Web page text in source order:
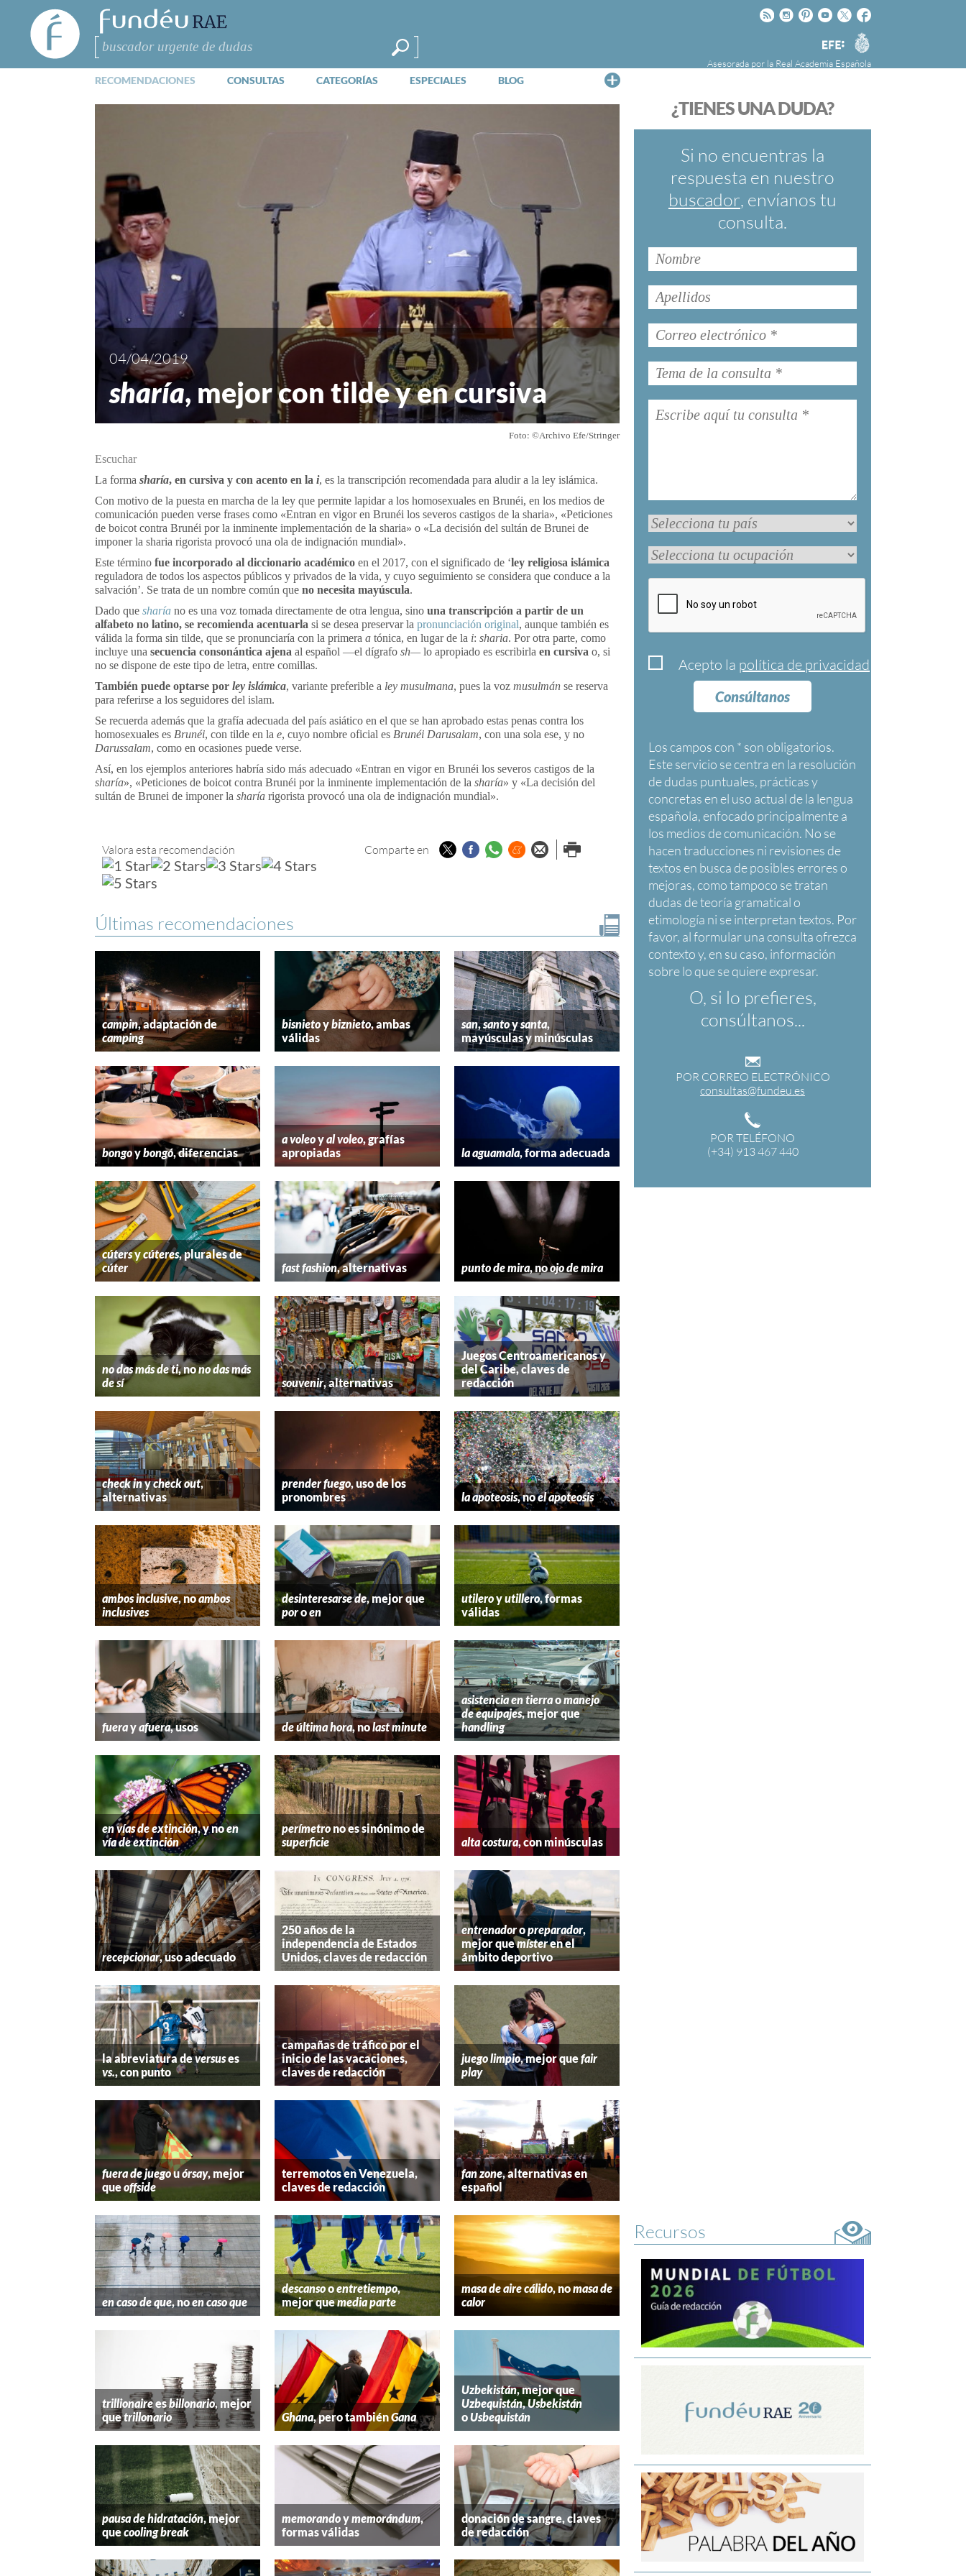
FundéuRAE
- Fundación
del Español
Urgente
Buscar
Facebook
Twitter
Youtube
Pinteres
Instagram
Rss
Agencia
EFE
Asesorada por la Real Academia Española
RECOMENDACIONES CONSULTAS CATEGORÍAS ESPECIALES BLOG
FundéuRAE es una fundación patrocinada por
cuyo objetivo es colaborar con el buen uso del
español en los medios de comunicación y en
Internet.
¿TIENES UNA DUDA?
Si no encuentras la
respuesta en nuestro
buscador, envíanos tu
consulta.
Acepto la política de privacidad
Consúltanos
Los campos con * son obligatorios
O, si lo prefieres,
consúltanos...
POR CORREO ELECTRÓNICO
consultas@fundeu.es
POR TELÉFONO
(+34) 913 467 440
04/04/2019
sharía, mejor con tilde y en cursiva
Foto: ©Archivo Efe/Stringer
Escuchar
La forma sharía, en cursiva y con acento en la i, es la transcripción recomendada para aludir a la ley islámica.
Con motivo de la puesta en marcha de la ley que permite lapidar a los homosexuales en Brunéi, en los medios de
comunicación pueden verse frases como «Entran en vigor en Brunéi los severos castigos de la sharia», «Peticiones
de boicot contra Brunéi por la inminente implementación de la sharia» o «La decisión del sultán de Brunei de
imponer la sharia rigorista provocó una ola de indignación mundial».
Este término fue incorporado al diccionario académico en el 2017, con el significado de ‘ley religiosa islámica
reguladora de todos los aspectos públicos y privados de la vida, y cuyo seguimiento se considera que conduce a la
salvación’. Se trata de un nombre común que no necesita mayúscula.
Dado que sharía no es una voz tomada directamente de otra lengua, sino una transcripción a partir de un
alfabeto no latino, se recomienda acentuarla si se desea preservar la pronunciación original, aunque también es
válida la forma sin tilde, que se pronunciaría con la primera a tónica, en lugar de la i: sharia. Por otra parte, como
incluye una secuencia consonántica ajena al español —el dígrafo sh—lo apropiado es escribirla en cursiva o, si
no se dispone de este tipo de letra, entre comillas.
También puede optarse por ley islámica, variante preferible a ley musulmana, pues la voz musulmán se reserva
para referirse a los seguidores del islam.
Se recuerda además que la grafía adecuada del país asiático en el que se han aprobado estas penas contra los
homosexuales es Brunéi, con tilde en la e, cuyo nombre oficial es Brunéi Darusalam, con una sola ese, y no
Darussalam, como en ocasiones puede verse.
Así, en los ejemplos anteriores habría sido más adecuado «Entran en vigor en Brunéi los severos castigos de la
sharía», «Peticiones de boicot contra Brunéi por la inminente implementación de la sharía» y «La decisión del
sultán de Brunei de imponer la sharía rigorista provocó una ola de indignación mundial».
Valora esta recomendación Comparte en TwitterFacebook
Whatsapp
Menéame
Enviar porImprimir
Últimas recomendaciones
campin, adaptación de
camping
bisnietoybiznieto, ambas
válidas
san,santoysanta,
mayúsculas y minúsculas
bongoybongó, diferencias
a voleoyal voleo, grafías
apropiadas
la aguamala, forma adecuada
cútersycúteres, plurales de
cúter
fast fashion, alternativas punto de mira, noojo de mira
no das más de ti, nono das más
de sí
souvenir, alternativas
Juegos Centroamericanos y
del Caribe, claves de
redacción
check inycheck out,
alternativas
prender fuego, uso de los
pronombres
la apoteosis, noel apoteosis
ambos inclusive, noambos
inclusives
desinteresarse de, mejor que
poroen
utileroyutillero, formas
válidas
fuerayafuera, usos de última hora, nolast minute
asistencia en tierraomanejo
de equipajes, mejor que
handling
en vías de extinción, y noen
vía de extinción
perímetrono es sinónimo de
superficie
alta costura, con minúsculas
recepcionar, uso adecuado
250 años de la
independencia de Estados
Unidos, claves de redacción
entrenadoropreparador,
mejor quemísteren el
ámbito deportivo
la abreviatura deversuses
vs., con punto
campañas de tráfico por el
inicio de las vacaciones,
claves de redacción
juego limpio, mejor quefair
play
fuera de juegouórsay, mejor
queoffside
terremotos en Venezuela,
claves de redacción
fan zone, alternativas en
español
en caso de que, noen caso que
descansooentretiempo,
mejor quemedia parte
masa de aire cálido, nomasa de
calor
trillionaireesbillonario, mejor
quetrillonario Ghana, pero tambiénGana
Uzbekistán, mejor que
Uzbequistán,Usbekistán
oUsbequistán
pausa de hidratación, mejor
quecooling break
memorandoymemorándum,
formas válidas
donación de sangre, claves
de redacción
Recursos